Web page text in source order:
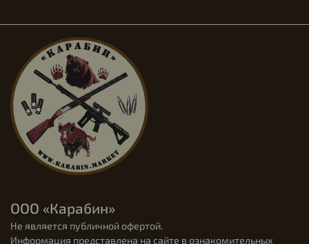
ООО «Карабин»
Не является публичной офертой.
Информация представлена на сайте в ознакомительных